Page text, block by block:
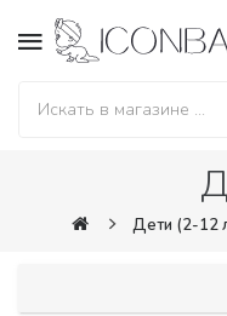
Дети (2-12